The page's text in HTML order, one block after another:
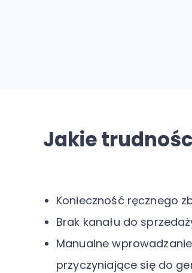
Jakie
Konieczność ręcznego
Brak kanału do
Manualne
przyczyniające się do